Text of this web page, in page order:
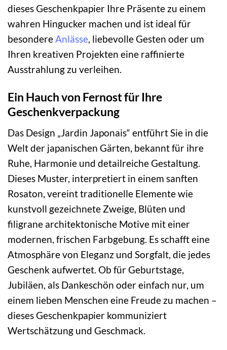
dieses Geschenkpapier Ihre Präsente zu einem
wahren Hingucker machen und ist ideal für
besondereAnlässe, liebevolle Gesten oder um
Ihren kreativen Projekten eine raffinierte
Ausstrahlung zu verleihen.
Ein Hauch von Fernost für Ihre
Geschenkverpackung
Das Design „Jardin Japonais“ entführt Sie in die
Welt der japanischen Gärten, bekannt für ihre
Ruhe, Harmonie und detailreiche Gestaltung.
Dieses Muster, interpretiert in einem sanften
Rosaton, vereint traditionelle Elemente wie
kunstvoll gezeichnete Zweige, Blüten und
filigrane architektonische Motive mit einer
modernen, frischen Farbgebung. Es schafft eine
Atmosphäre von Eleganz und Sorgfalt, die jedes
Geschenk aufwertet. Ob für Geburtstage,
Jubiläen, als Dankeschön oder einfach nur, um
einem lieben Menschen eine Freude zu machen –
dieses Geschenkpapier kommuniziert
Wertschätzung und Geschmack.